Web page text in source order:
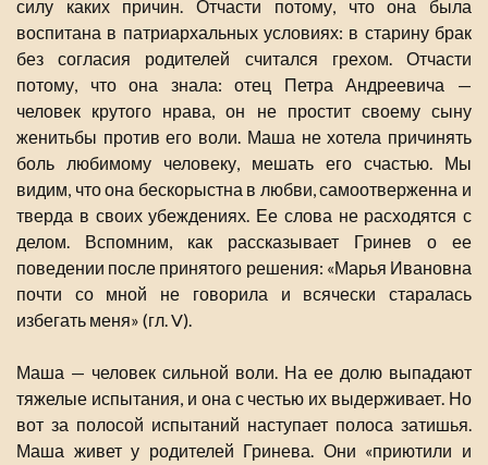
силу каких причин. Отчасти потому, что она была
воспитана в патриархальных условиях: в старину брак
без согласия родителей считался грехом. Отчасти
потому, что она знала: отец Петра Андреевича —
человек крутого нрава, он не простит своему сыну
женитьбы против его воли. Маша не хотела причинять
боль любимому человеку, мешать его счастью. Мы
видим, что она бескорыстна в любви, самоотверженна и
тверда в своих убеждениях. Ее слова не расходятся с
делом. Вспомним, как рассказывает Гринев о ее
поведении после принятого решения: «Марья Ивановна
почти со мной не говорила и всячески старалась
избегать меня» (гл. V).
Маша — человек сильной воли. На ее долю выпадают
тяжелые испытания, и она с честью их выдерживает. Но
вот за полосой испытаний наступает полоса затишья.
Маша живет у родителей Гринева. Они «приютили и